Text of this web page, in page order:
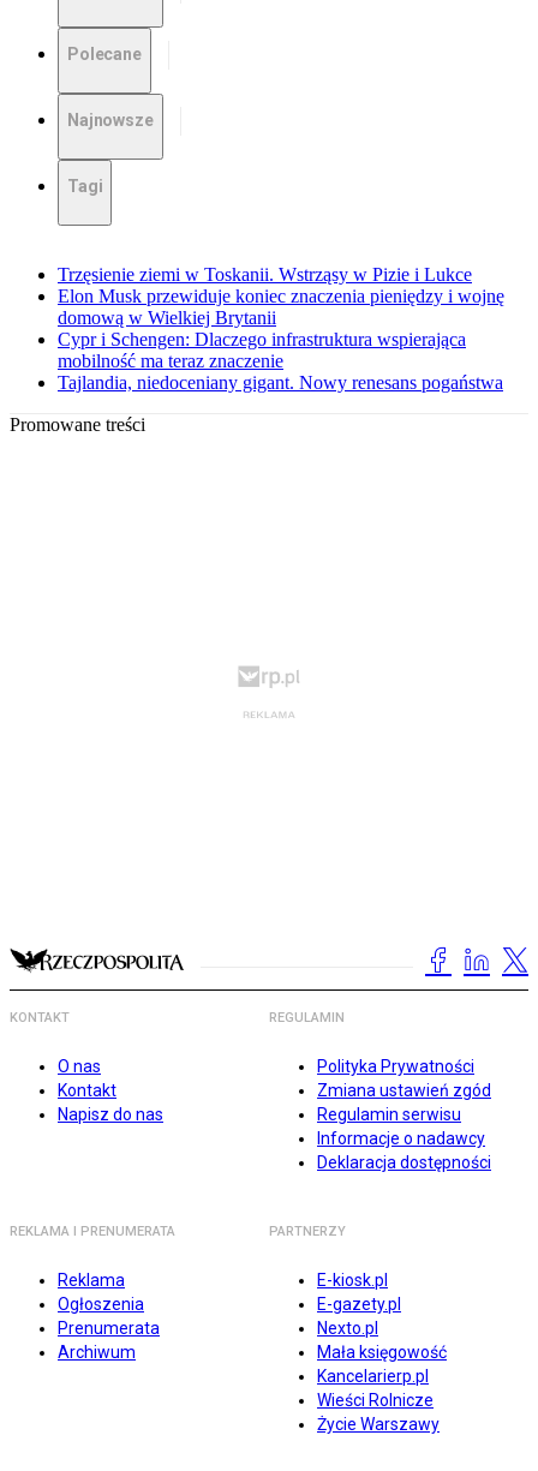
Polecane
Najnowsze
Tagi
Trzęsienie ziemi w Toskanii. Wstrząsy w Pizie i Lukce
Elon Musk przewiduje koniec znaczenia pieniędzy i wojnę
domową w Wielkiej Brytanii
Cypr i Schengen: Dlaczego infrastruktura wspierająca
mobilność ma teraz znaczenie
Tajlandia, niedoceniany gigant. Nowy renesans pogaństwa
Promowane treści
KONTAKT
O nas
Kontakt
Napisz do nas
REGULAMIN
Polityka Prywatności
Zmiana ustawień zgód
Regulamin serwisu
Informacje o nadawcy
Deklaracja dostępności
REKLAMA I PRENUMERATA
Reklama
Ogłoszenia
Prenumerata
Archiwum
PARTNERZY
E-kiosk.pl
E-gazety.pl
Nexto.pl
Mała księgowość
Kancelarierp.pl
Wieści Rolnicze
Życie Warszawy